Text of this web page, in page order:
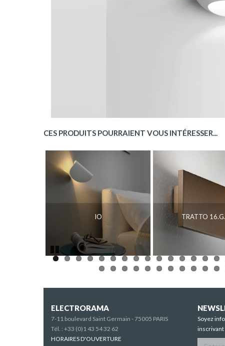
CES PRODUITS POURRAIENT VOUS INTÉRESSER...
IO TRATTO
Pause
ELECTRORAMA
7-11 boulevard Saint Germain - 75005 PARIS
Tél. : +33 (0)1 43 54 32 62
HORAIRES D'OUVERTURE
Soyez
inscrivant